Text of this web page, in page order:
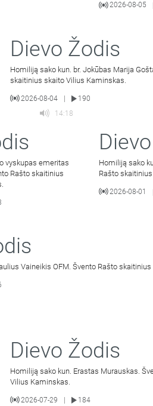
2026-08-05
Dievo Žodis
Homiliją sako kun. br. Jokūbas Marija
skaitinius skaito Vilius Kaminskas.
2026-08-04
190
14:18
vyskupas emeritas
Rašto skaitinius
Homiliją sako
Rašto
2026-08-01
Vaineikis OFM. Švento Rašto
Dievo Žodis
Homiliją sako kun. Erastas Murauskas.
Vilius Kaminskas.
2026-07-29 184